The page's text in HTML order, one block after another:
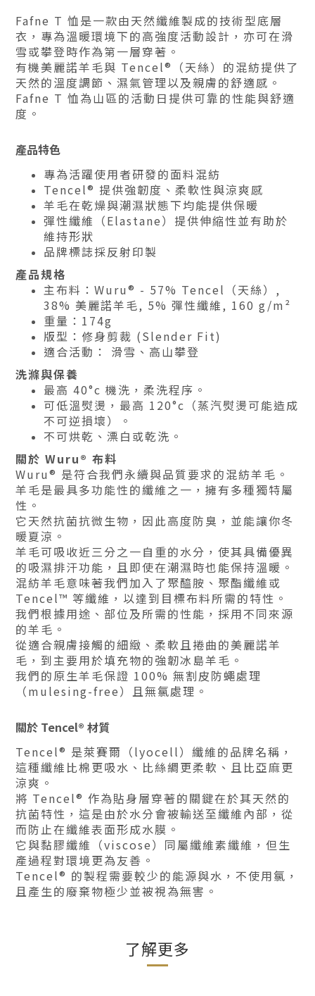
Fafne T 恤是一款由天然纖維製成的技術型底層
衣，專為溫暖環境下的高強度活動設計，亦可在滑
雪或攀登時作為第一層穿著。
有機美麗諾羊毛與 Tencel®（天絲）的混紡提供了
天然的溫度調節、濕氣管理以及親膚的舒適感。
Fafne T 恤為山區的活動日提供可靠的性能與舒適
度。
產品特色
專為活躍使用者研發的面料混紡
Tencel® 提供強韌度、柔軟性與涼爽感
羊毛在乾燥與潮濕狀態下均能提供保暖
彈性纖維（Elastane）提供伸縮性並有助於
維持形狀
品牌標誌採反射印製
產品規格
主布料：Wuru® - 57% Tencel（天絲）,
38% 美麗諾羊毛, 5% 彈性纖維, 160 g/m²
重量：174g
版型：修身剪裁 (Slender Fit)
適合活動： 滑雪、高山攀登
洗滌與保養
最高 40°c 機洗，柔洗程序。
可低溫熨燙，最高 120°c（蒸汽熨燙可能造成
不可逆損壞）。
不可烘乾、漂白或乾洗。
關於 Wuru® 布料
Wuru® 是符合我們永續與品質要求的混紡羊毛。
羊毛是最具多功能性的纖維之一，擁有多種獨特屬
性。
它天然抗菌抗微生物，因此高度防臭，並能讓你冬
暖夏涼。
羊毛可吸收近三分之一自重的水分，使其具備優異
的吸濕排汗功能，且即使在潮濕時也能保持溫暖。
混紡羊毛意味著我們加入了聚醯胺、聚酯纖維或
Tencel™ 等纖維，以達到目標布料所需的特性。
我們根據用途、部位及所需的性能，採用不同來源
的羊毛。
從適合親膚接觸的細緻、柔軟且捲曲的美麗諾羊
毛，到主要用於填充物的強韌冰島羊毛。
我們的原生羊毛保證 100% 無割皮防蠅處理
（mulesing-free）且無氯處理。
關於 Tencel® 材質
Tencel® 是萊賽爾（lyocell）纖維的品牌名稱，
這種纖維比棉更吸水、比絲綢更柔軟、且比亞麻更
涼爽。
將 Tencel® 作為貼身層穿著的關鍵在於其天然的
抗菌特性，這是由於水分會被輸送至纖維內部，從
而防止在纖維表面形成水膜。
它與黏膠纖維（viscose）同屬纖維素纖維，但生
產過程對環境更為友善。
Tencel® 的製程需要較少的能源與水，不使用氯，
且產生的廢棄物極少並被視為無害。
了解更多